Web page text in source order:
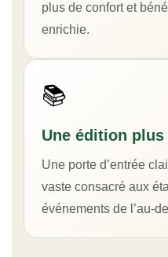
plus de confort et
enrichie.
📚
Une édition
Une porte d’entrée
vaste consacré aux
événements de l’au-